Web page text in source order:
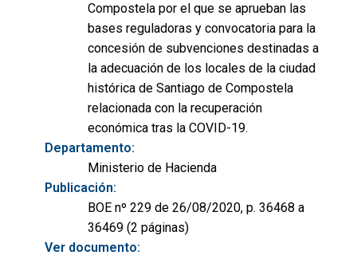
Compostela por el que se aprueban las
bases reguladoras y convocatoria para la
concesión de subvenciones destinadas a
la adecuación de los locales de la ciudad
histórica de Santiago de Compostela
relacionada con la recuperación
económica tras la COVID-19.
Departamento:
Ministerio de Hacienda
Publicación:
BOE nº 229 de 26/08/2020, p. 36468 a
36469 (2 páginas)
Ver documento: